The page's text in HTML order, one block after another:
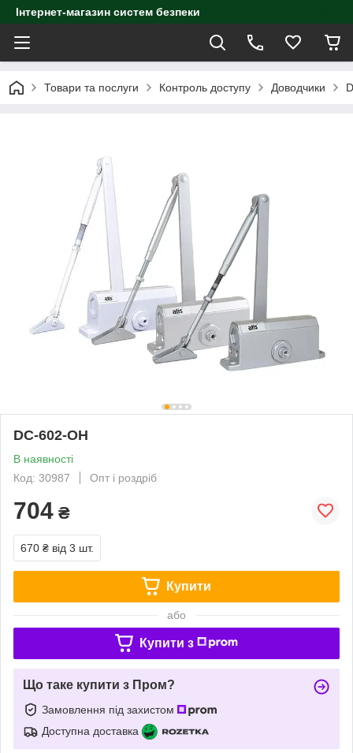
Інтернет-магазин систем безпеки
Товари та послуги Контроль доступу Доводчики
DC-602-OH
В наявності
Код: 30987
Опт і роздріб
704 ₴
670 ₴ від 3 шт.
Купити
або
Купити з
Що таке купити з Пром?
Замовлення під захистом
Доступна доставка